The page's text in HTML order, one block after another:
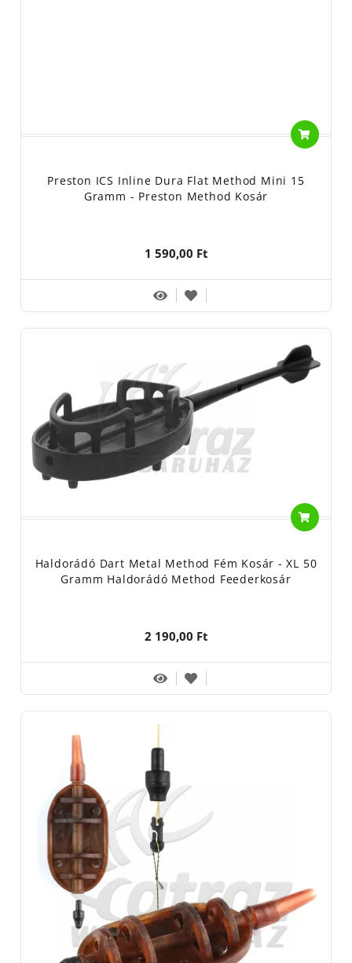
Preston ICS Inline Dura Flat Method Mini 15
Gramm - Preston Method Kosár
1 590,00 Ft
Haldorádó Dart Metal Method Fém Kosár - XL 50
Gramm Haldorádó Method Feederkosár
2 190,00 Ft